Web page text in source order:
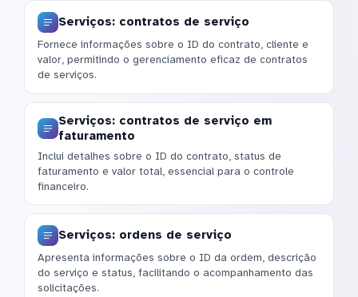
Serviços: contratos de serviço
Fornece informações sobre o ID do contrato, cliente e
valor, permitindo o gerenciamento eficaz de contratos
de serviços.
Serviços: contratos de serviço em
faturamento
Inclui detalhes sobre o ID do contrato, status de
faturamento e valor total, essencial para o controle
financeiro.
Serviços: ordens de serviço
Apresenta informações sobre o ID da ordem, descrição
do serviço e status, facilitando o acompanhamento das
solicitações.